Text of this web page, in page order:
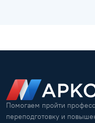
Помогаем пройти
переподготовку и